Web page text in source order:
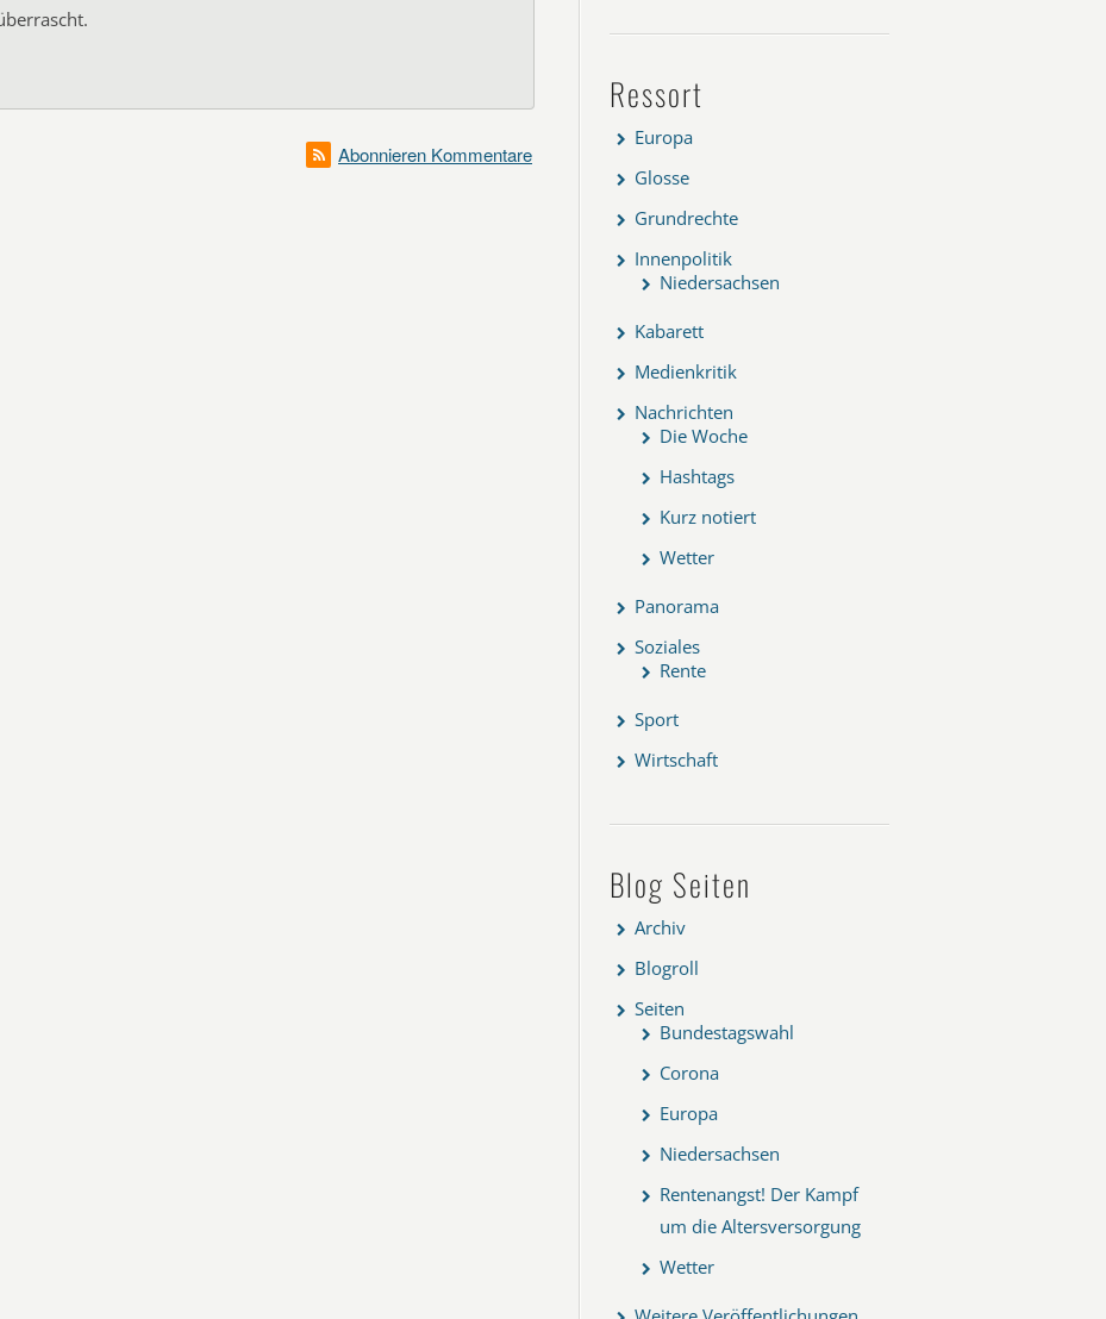
Abonnieren Kommentare
Ressort
Europa
Glosse
Grundrechte
Innenpolitik
Niedersachsen
Kabarett
Medienkritik
Nachrichten
Die Woche
Hashtags
Kurz notiert
Wetter
Panorama
Soziales
Rente
Sport
Wirtschaft
Blog Seiten
Archiv
Blogroll
Seiten
Bundestagswahl
Corona
Europa
Niedersachsen
Rentenangst! Der Kampf
um die Altersversorgung
Wetter